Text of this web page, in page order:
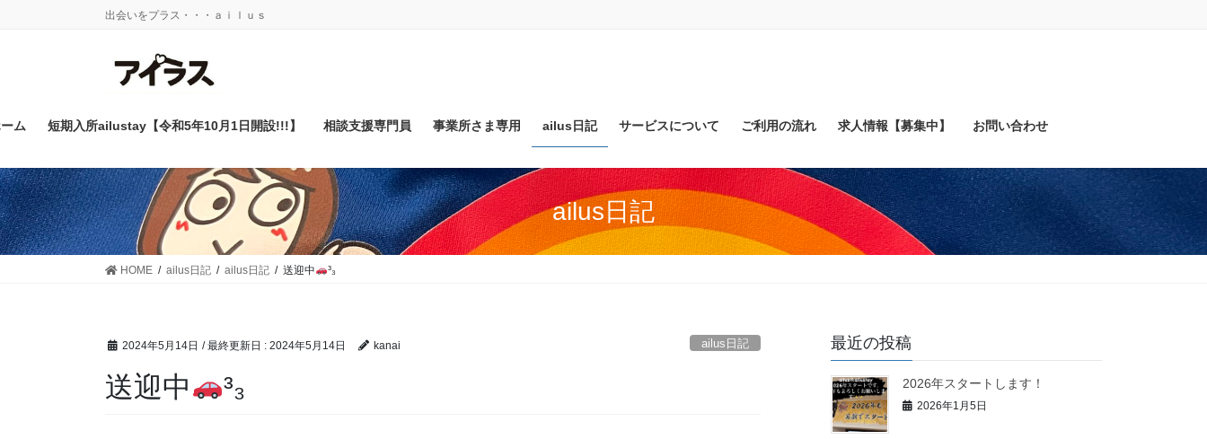
移
動
出会いをプラス・・・ａｉｌｕｓ
ム 短期入所ailustay【令和5年10月1日開設!!!】 相談支援専門員 事業所さま専用 ailus日記 サービスについて ご利用の流れ 求人情報【募集中】 お問い合わせ
ailus日記
HOME ailus日記 ailus日記 送迎中 ³₃
2024年5月14日 / 最終更新日 : 2024年5月14日 kanai ailus日記
送迎中 ³₃
最近の投稿
2026年スタートします！
2026年1月5日